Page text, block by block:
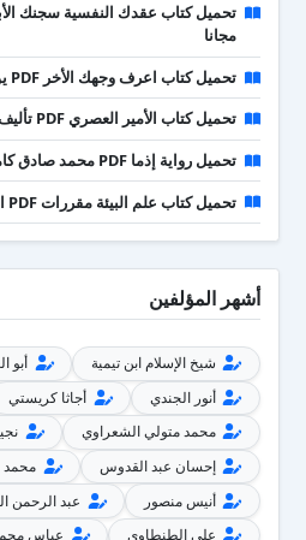
مجانا
تحميل كتاب اعرف وجهك الأخر PDF يوسف الحسني
تحميل كتاب الأمير العصري PDF تأليف كارنز لورد كامل مجانا
تحميل رواية إذما PDF محمد صادق كامل مجانا
تحميل كتاب علم البيئة مقررات PDF السعودية 1443
أشهر المؤلفين
شيخ الإسلام ابن تيمية
أبو
أنور الجندي
أجاثا كريستي
محمد متولي الشعراوي
إحسان عبد القدوس
محمد
أنيس منصور
عبد الرحمن
علي الطنطاوي
عباس